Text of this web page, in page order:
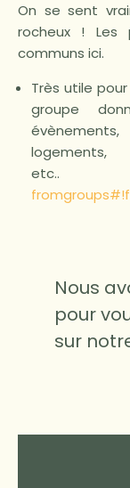
On se sent
rocheux !
communs ici.
Très utile
groupe
logements,
etc..
Nous
pour
sur